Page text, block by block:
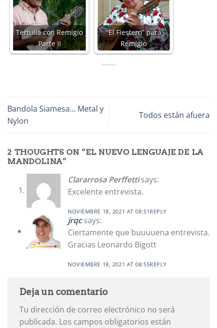
Tertulia con Remigio
Parte II
“El Fiestero” para
Remigio
Bandola Siamesa… Metal y
Nylon
Todos están afuera
2 THOUGHTS ON “EL NUEVO LENGUAJE DE LA
MANDOLINA”
Clararrosa Perffetti says:
Excelente entrevista.
NOVIEMBRE 18, 2021 AT 08:51 REPLY
jrqc says:
Ciertamente que buuuuena entrevista.
Gracias Leonardo Bigott
NOVIEMBRE 18, 2021 AT 08:55REPLY
Deja un comentario
Tu dirección de correo electrónico no será
publicada. Los campos obligatorios están